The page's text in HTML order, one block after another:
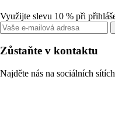
Využijte slevu 10 % při
Zůstaňte v kontaktu
Najděte nás na sociálních sítích